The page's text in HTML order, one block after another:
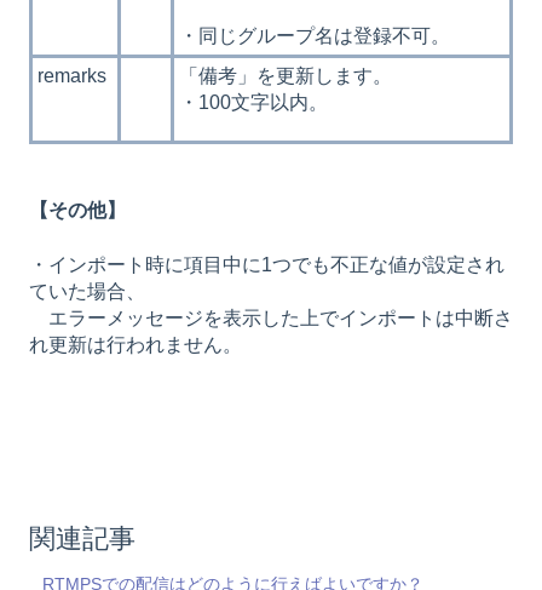
・同じグループ名は登録不可。
remarks
「備考」を更新します。
・100文字以内。
【その他】
・インポート時に項目中に1つでも不正な値が設定され
ていた場合、
エラーメッセージを表示した上でインポートは中断さ
れ更新は行われません。
関連記事
RTMPSでの配信はどのように行えばよいですか？